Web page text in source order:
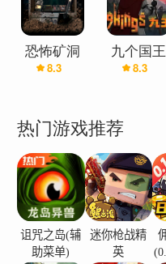
恐怖矿洞
Crank It
8.3
九个国王
9KINGS
8.3
热门游戏推荐
诅咒之岛(辅
助菜单)
迷你枪战精
英